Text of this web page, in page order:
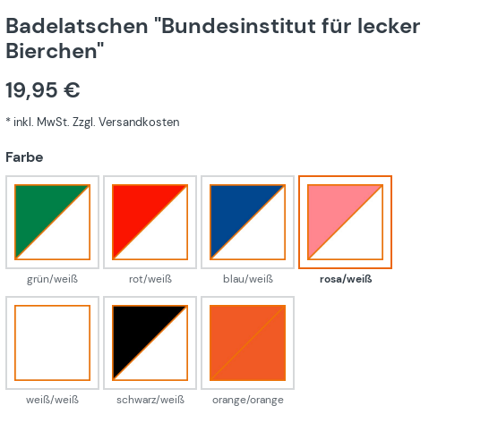
Badelatschen "Bundesinstitut für lecker
Bierchen"
19,95 €
* inkl. MwSt. Zzgl. Versandkosten
Farbe
grün/weiß rot/weiß blau/weiß rosa/weiß
weiß/weiß
schwarz/weiß
schwarz/weiß orange/orange